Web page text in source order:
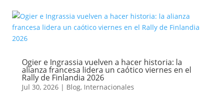
Ogier e Ingrassia vuelven a hacer historia: la
alianza francesa lidera un caótico viernes en el
Rally de Finlandia 2026
Jul 30, 2026| Blog, Internacionales